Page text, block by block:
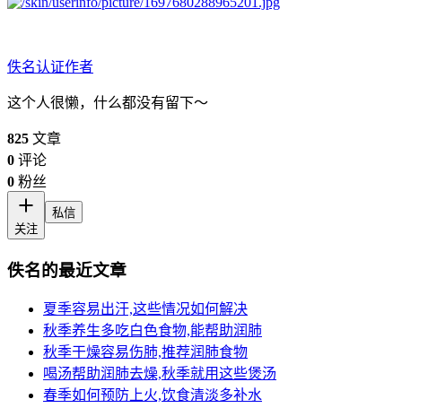
佚名认证作者
这个人很懒，什么都没有留下～
825 文章
0 评论
0 粉丝
关注
私信
佚名的最近文章
夏季容易出汗,这些情况如何解决
秋季养生多吃白色食物,能帮助润肺
秋季干燥容易伤肺,推荐润肺食物
喝汤帮助润肺去燥,秋季就用这些煲汤
春季如何预防上火,饮食清淡多补水